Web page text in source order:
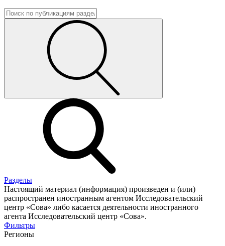
Разделы
Настоящий материал (информация) произведен и (или)
распространен иностранным агентом Исследовательский
центр «Сова» либо касается деятельности иностранного
агента Исследовательский центр «Сова».
Фильтры
Регионы